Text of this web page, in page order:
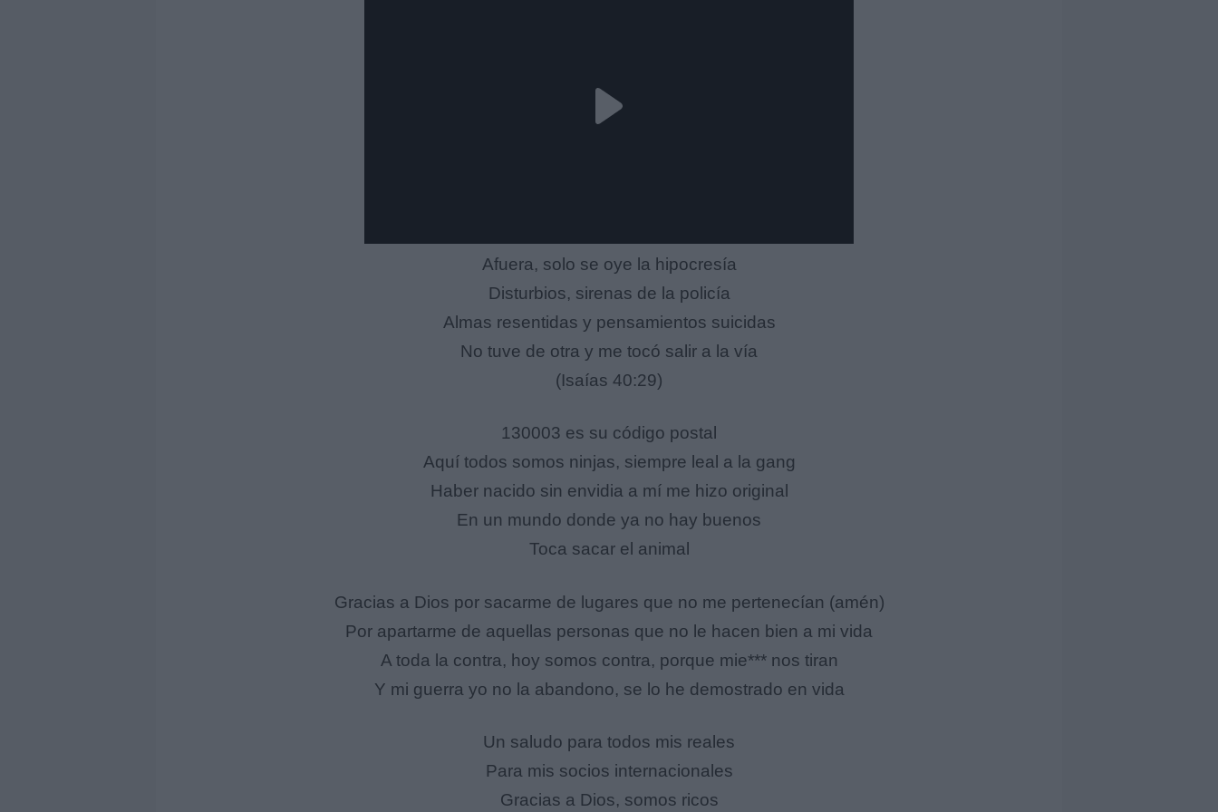
Afuera, solo se oye la hipocresía
Disturbios, sirenas de la policía
Almas resentidas y pensamientos suicidas
No tuve de otra y me tocó salir a la vía
(Isaías 40:29)
130003 es su código postal
Aquí todos somos ninjas, siempre leal a la gang
Haber nacido sin envidia a mí me hizo original
En un mundo donde ya no hay buenos
Toca sacar el animal
Gracias a Dios por sacarme de lugares que no me pertenecían (amén)
Por apartarme de aquellas personas que no le hacen bien a mi vida
A toda la contra, hoy somos contra, porque mie*** nos tiran
Y mi guerra yo no la abandono, se lo he demostrado en vida
Un saludo para todos mis reales
Para mis socios internacionales
Gracias a Dios, somos ricos